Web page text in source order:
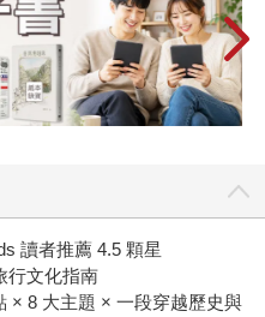
讀者推薦 4.5 顆星
行文化指南
× 8 大主題 × 一段穿越歷史與